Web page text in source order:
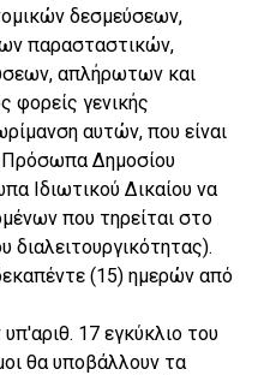
δεσμεύσεων,
παρασταστικών,
απλήρωτων και
γενικής
αυτών, που είναι
Πρόσωπα Δημοσίου
Ιδιωτικού Δικαίου να
που τηρείται στο
(15) ημερών από
17 εγκύκλιο του
θα υποβάλλουν τα